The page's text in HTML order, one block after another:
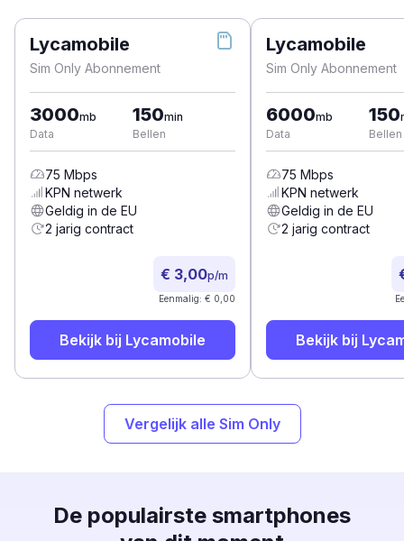
Lycamobile
Sim Only Abonnement
3000mb
Data
150min
Bellen
75 Mbps
KPN netwerk
Geldig in de EU
2 jarig contract
€ 3,00p/m
Eenmalig: € 0,00
Bekijk bij Lycamobile
Lycamobile
Sim Only Abonnement
6000mb
Data
150
Bellen
75 Mbps
KPN netwerk
Geldig in de EU
2 jarig contract
Bekijk bij
Vergelijk alle Sim Only
De populairste smartphones